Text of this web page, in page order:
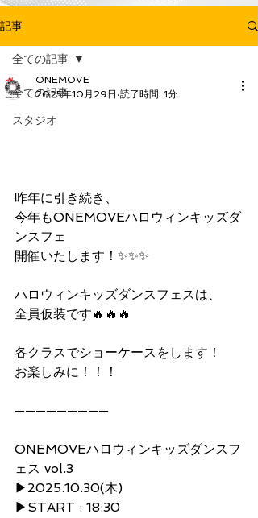
記事
全ての記事
スタジオ
全ての記事
ONE MOVE ハロウィンキ
ONEMOVE
2025年10月29日 読了時間: 1分
昨年に引き続き、
今年もONEMOVEハロウィンキッズダ
ンスフェ
開催いたします！✨✨✨
ハロウィンキッズダンスフェスは、
全員仮装です🔥🔥🔥
各クラスでショーケースをします！
お楽しみに！！！
—————————
ONEMOVEハロウィンキッズダンスフ
ェス vol.3
▶︎2025.10.30(木)
▶︎START : 18:30